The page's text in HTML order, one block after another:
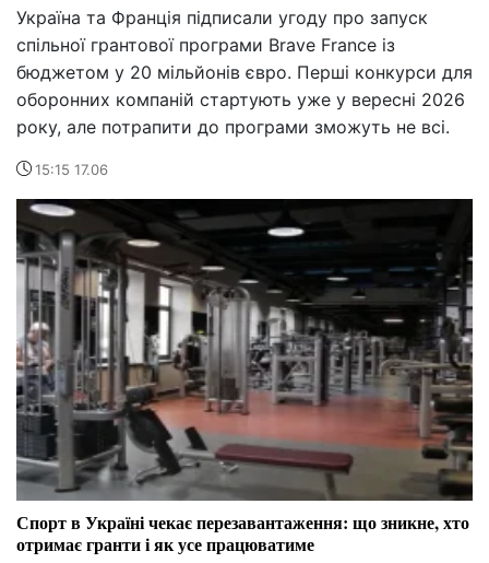
Україна та Франція підписали угоду про запуск
спільної грантової програми Brave France із
бюджетом у 20 мільйонів євро. Перші конкурси для
оборонних компаній стартують уже у вересні 2026
року, але потрапити до програми зможуть не всі.
15:15 17.06
Спорт в Україні чекає перезавантаження: що зникне, хто
отримає гранти і як усе працюватиме